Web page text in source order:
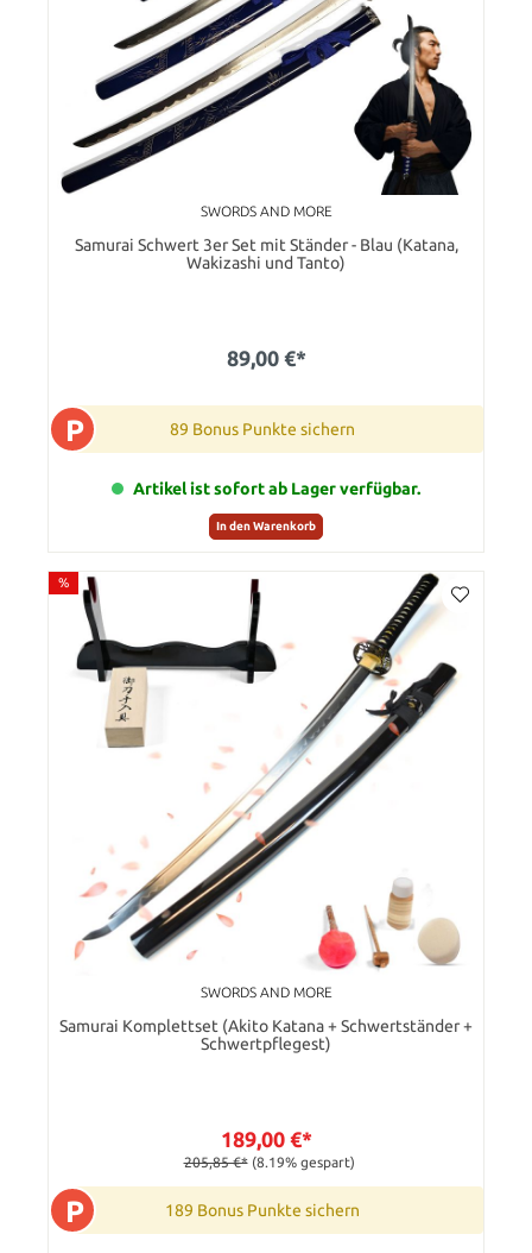
SWORDS AND MORE
Samurai Schwert 3er Set mit Ständer - Blau (Katana,
Wakizashi und Tanto)
89,00 €*
P 89 Bonus Punkte sichern
Artikel ist sofort ab Lager verfügbar.
In den Warenkorb
%
SWORDS AND MORE
Samurai Komplettset (Akito Katana + Schwertständer +
Schwertpflegest)
189,00 €*
205,85 €* (8.19% gespart)
P 189 Bonus Punkte sichern